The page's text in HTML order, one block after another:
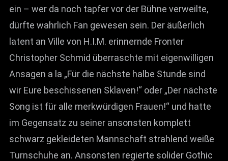
ein – wer da noch tapfer vor der Bühne verweilte,
dürfte wahrlich Fan gewesen sein. Der äußerlich
latent an Ville von H.I.M. erinnernde Fronter
Christopher Schmid überraschte mit eigenwilligen
Ansagen a la „Für die nächste halbe Stunde sind
wir Eure beschissenen Sklaven!“ oder „Der nächste
Song ist für alle merkwürdigen Frauen!“ und hatte
im Gegensatz zu seiner ansonsten komplett
schwarz gekleideten Mannschaft strahlend weiße
Turnschuhe an. Ansonsten regierte solider Gothic